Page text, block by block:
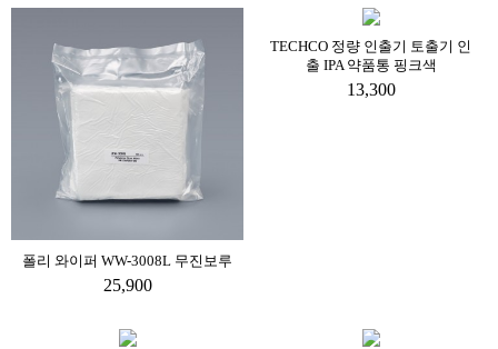
폴리 와이퍼 WW-3008L 무진보루
25,900
TECHCO 정량 인출기 토출기 인
출 IPA 약품통 핑크색
13,300